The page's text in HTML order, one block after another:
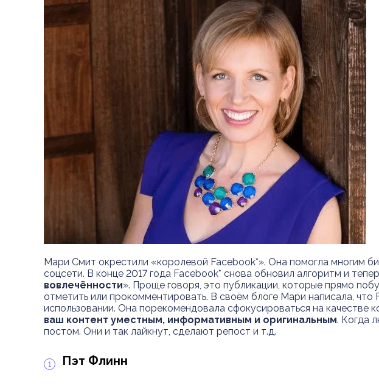
Мари Смит окрестили «королевой Facebook*». Она помогла многим
соцсети. В конце 2017 года Facebook* снова обновил алгоритм и
вовлечённости». Проще говоря, это публикации, которые прямо
отметить или прокомментировать. В своём блоге Мари написала,
использовании. Она порекомендовала сфокусироваться на качестве
ваш контент уместным, информативным и оригинальным. Когда
постом. Они и так лайкнут, сделают репост и т.д.
Пэт Флинн